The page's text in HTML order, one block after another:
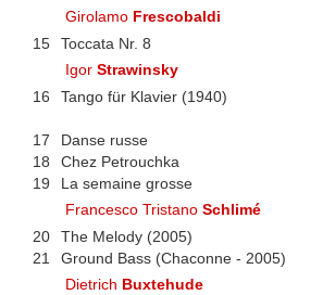
Girolamo Frescobaldi
15
Toccata Nr. 8
IgorStrawinsky
16
Tango für Klavier (1940)
17 Danse russe
18
Chez Petrouchka
19
La semaine grosse
Francesco TristanoSchlimé
20
The Melody (2005)
21
Ground Bass (Chaconne - 2005)
Dietrich Buxtehude